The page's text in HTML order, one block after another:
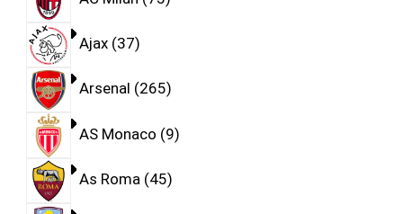
Ajax 37
Arsenal 265
AS Monaco 9
As Roma 45